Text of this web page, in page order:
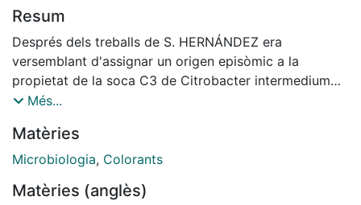
Resum
Després dels treballs de S. HERNÁNDEZ era
versemblant d'assignar un origen episòmic a la
propietat de la soca C3 de Citrobacter intermedium
d'alliberar glutamat al medi. Però la hipòtesi quedà
GUINEA feren conèixer la transferència de la propietat
de segregar glutamat a la soca ATCC 11606 de
de manifest per ella mateixa.
Més...
Matèries
Microbiologia, Colorants
Matèries (anglès)